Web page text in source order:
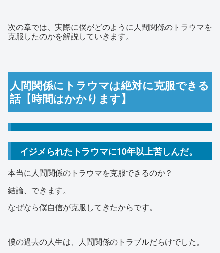
次の章では、実際に僕がどのように人間関係のトラウマを
克服したのかを解説していきます。
人間関係にトラウマは絶対に克服できる
話【時間はかかります】
イジメられたトラウマに10年以上苦しんだ。
本当に人間関係のトラウマを克服できるのか？
結論、できます。
なぜなら僕自信が克服してきたからです。
僕の過去の人生は、人間関係のトラブルだらけでした。